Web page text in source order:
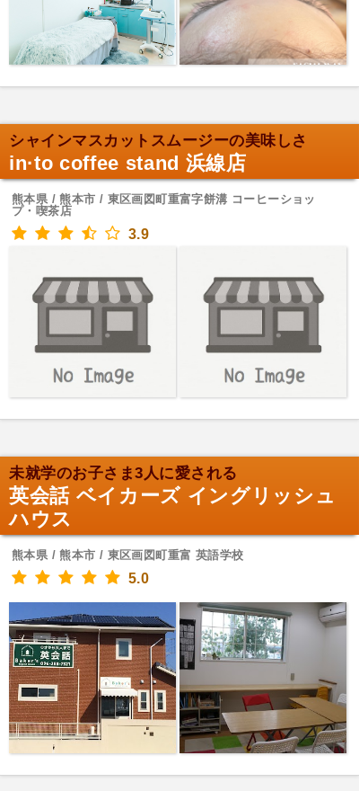
シャインマスカットスムージーの美味しさ
in·to coffee stand 浜線店
熊本県 / 熊本市 / 東区画図町重富字餅溝 コーヒーショッ
プ・喫茶店
3.9
未就学のお子さま3人に愛される
英会話 ベイカーズ イングリッシュ
ハウス
熊本県 / 熊本市 / 東区画図町重富 英語学校
5.0